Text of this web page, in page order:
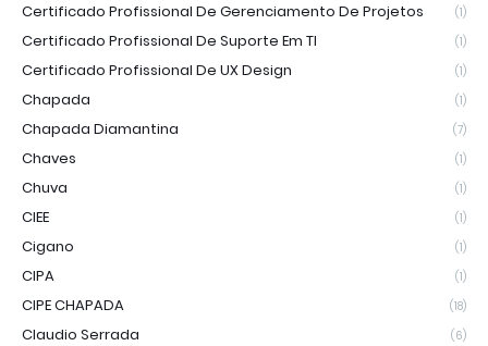
Certificado Profissional De Gerenciamento De Projetos (1)
Certificado Profissional De Suporte Em TI (1)
Certificado Profissional De UX Design (1)
Chapada (1)
Chapada Diamantina (7)
Chaves (1)
Chuva (1)
CIEE (1)
Cigano (1)
CIPA (1)
CIPE CHAPADA (18)
Claudio Serrada (6)